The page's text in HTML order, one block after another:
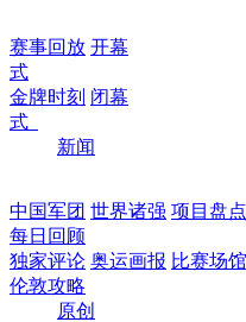
赛事回放 开幕
式
金牌时刻 闭幕
式
新闻
中国军团 世界诸强 项目盘点
每日回顾
独家评论 奥运画报 比赛场馆
伦敦攻略
原创